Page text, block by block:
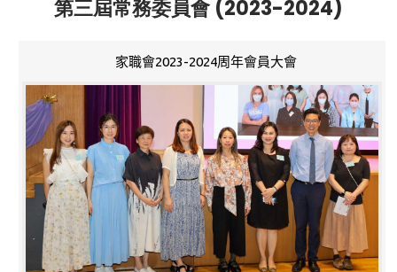
第三屆常務委員會 (2023-2024)
家職會2023-2024周年會員大會